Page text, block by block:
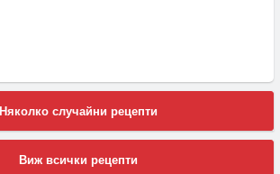
Няколко случайни рецепти
Виж всички рецепти